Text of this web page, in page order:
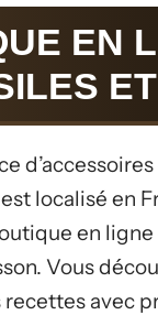
EN
localisé en
en
Vous
avec